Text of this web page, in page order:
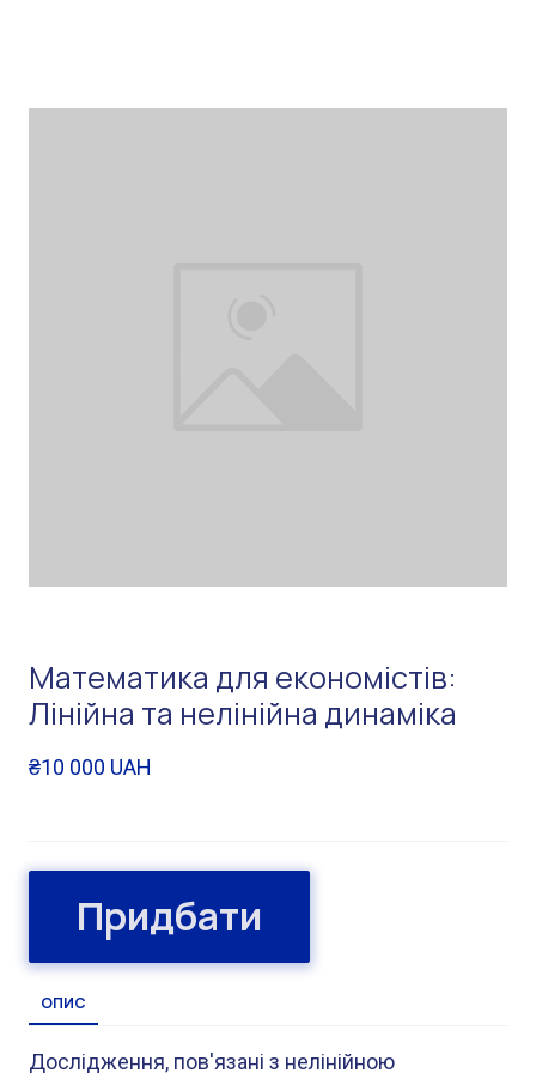
Математика для економістів:
Лінійна та нелінійна динаміка
₴10 000 UAH
Придбати
ОПИС
Дослідження, пов'язані з нелінійною